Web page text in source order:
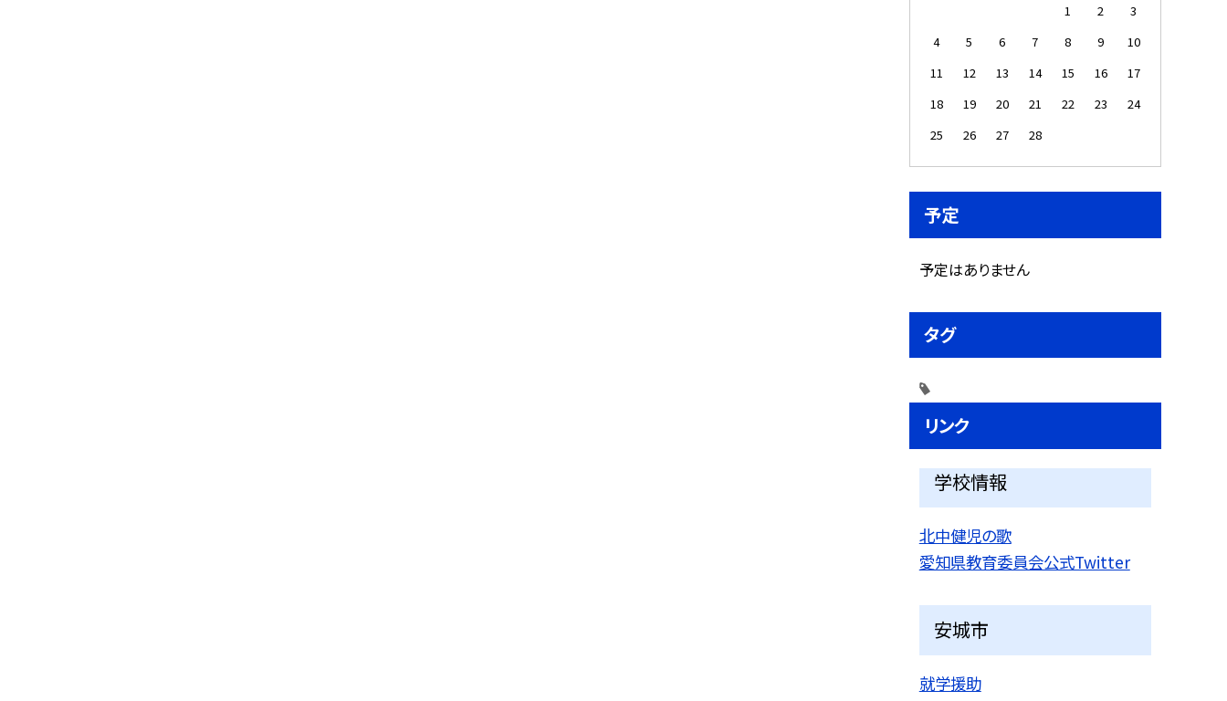
1 2
3
4
5 6 7 8 9
10
11
12 13 14 15 16
17
18
19 20 21 22 23
24
25
26 27 28
予定
予定はありません
タグ
リンク
学校情報
北中健児の歌
愛知県教育委員会公式Twitter
安城市
就学援助